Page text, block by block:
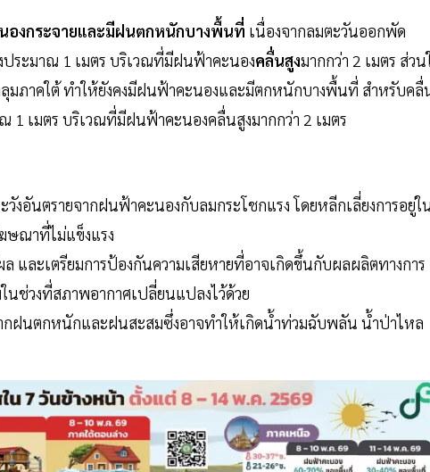
องกระจายและมีฝนตกหนักบางพื้นที่ เนื่องจากลมตะวันออกพัด
ระมาณ 1 เมตร บริเวณที่มีฝนฟ้าคะนองคลื่นสูงมากกว่า 2 เมตร ส่ว
มภาคใต้ ทำให้ยังคงมีฝนฟ้าคะนองและมีตกหนักบางพื้นที่ สำหรับคลื่
เมตร บริเวณที่มีฝนฟ้าคะนองคลื่นสูงมากกว่า 2 เมตร
อันตรายจากฝนฟ้าคะนองกับลมกระโชกแรง โดยหลีกเลี่ยงการอยู่ใ
ษณาที่ไม่แข็งแรง
ล และเตรียมการป้องกันความเสียหายที่อาจเกิดขึ้นกับผลผลิตทางการ
นช่วงที่สภาพอากาศเปลี่ยนแปลงไว้ด้วย
กฝนตกหนักและฝนสะสมซึ่งอาจทำให้เกิดน้ำท่วมฉับพลัน น้ำป่าไหล